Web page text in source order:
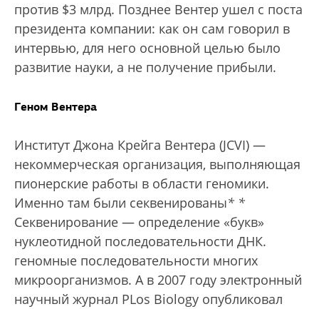
против $3 млрд. Позднее Вентер ушел с поста
президента компании: как он сам говорил в
интервью, для него основной целью было
развитие науки, а не получение прибыли.
Геном Вентера
Институт Джона Крейга Вентера (JCVI) —
некоммерческая организация, выполняющая
пионерские работы в области геномики.
Именно там были секвенированы* *
Секвенирование — определение «букв»
нуклеотидной последовательности ДНК.
геномные последовательности многих
микроорганизмов. А в 2007 году электронный
научный журнал PLos Biology опубликовал